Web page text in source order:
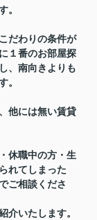
。
だわりの条件が
１番のお部屋探
、南向きよりも
。
他には無い賃貸
休職中の方・生
れてしまった
ご相談くださ
介いたします。